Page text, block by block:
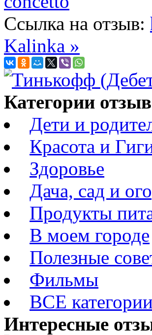
Ссылка на отзыв:
Kalinka »
Категории
Дети и
Красота и
Здоровье
Дача, сад и
Продукты
В моем городе
Полезные
Фильмы
ВСЕ
Интересные